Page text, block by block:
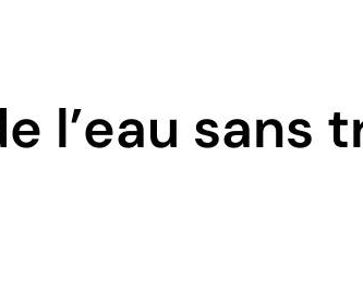
l’eau sans